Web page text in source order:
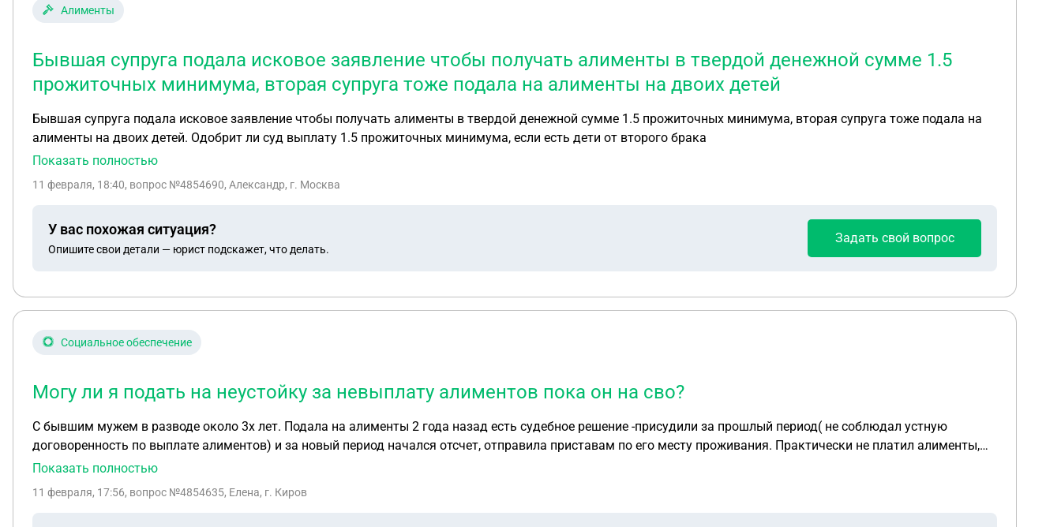
Алименты
Бывшая супруга подала исковое заявление чтобы получать алименты в твердой денежной сумме 1.5
прожиточных минимума, вторая супруга тоже подала на алименты на двоих детей
Бывшая супруга подала исковое заявление чтобы получать алименты в твердой денежной сумме 1.5 прожиточных минимума, вторая супруга тоже подала на
алименты на двоих детей. Одобрит ли суд выплату 1.5 прожиточных минимума, если есть дети от второго брака
Показать полностью
11 февраля, 18:40, вопрос №4854690, Александр, г. Москва
У вас похожая ситуация?
Опишите свои детали — юрист подскажет, что делать.
Задать свой вопрос
Социальное обеспечение
Могу ли я подать на неустойку за невыплату алиментов пока он на сво?
С бывшим мужем в разводе около 3х лет. Подала на алименты 2 года назад есть судебное решение -присудили за прошлый период( не соблюдал устную
договоренность по выплате алиментов) и за новый период начался отсчет, отправила приставам по его месту проживания. Практически не платил алименты,
недавно ушел на сво. Приставы подали запрос по его месту службы на взыскание алиментов. Могу ли я подать на неустойку за невыплату алиментов пока он
Показать полностью
11 февраля, 17:56, вопрос №4854635, Елена, г. Киров